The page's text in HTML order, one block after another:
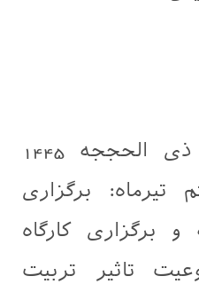
- پنجشنبه 20 ذی الحججه 1445
تیرماه: برگزاری
و برگزاری کارگاه
تاثیر تربیت